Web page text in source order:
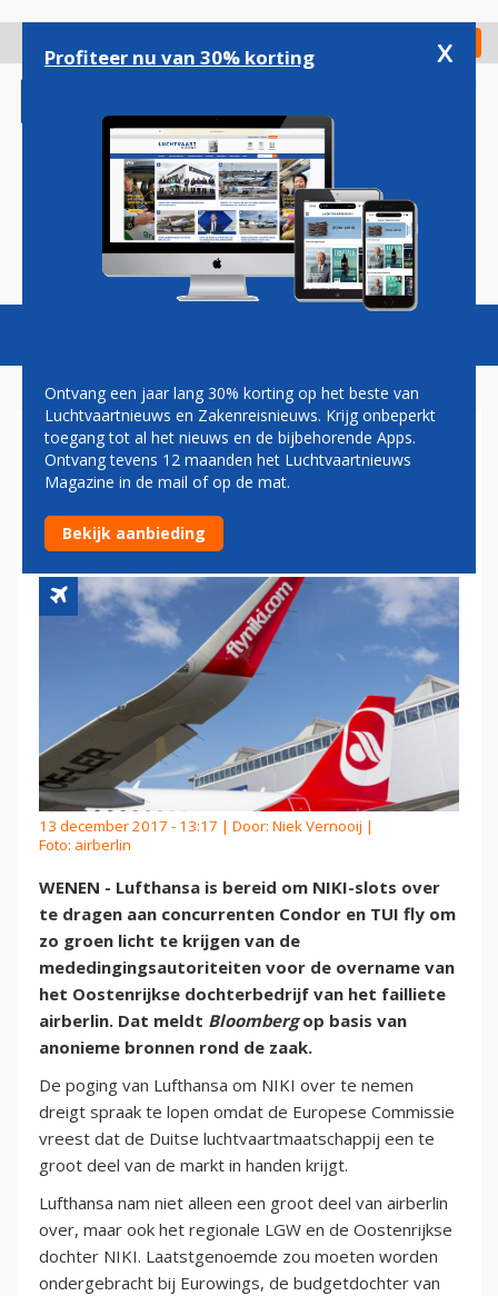
gaan
Check in
Magazine Podcasts Vacatures
'LUFTHANSA BEREID OM
AFSTAND TE DOEN VAN NIKI-
SLOTS'
13 december 2017 - 13:17 | Door: Niek Vernooij |
Foto: airberlin
WENEN - Lufthansa is bereid om NIKI-slots over
te dragen aan concurrenten Condor en TUI fly om
zo groen licht te krijgen van de
mededingingsautoriteiten voor de overname van
het Oostenrijkse dochterbedrijf van het failliete
airberlin. Dat meldt Bloombergop basis van
anonieme bronnen rond de zaak.
De poging van Lufthansa om NIKI over te nemen
dreigt spraak te lopen omdat de Europese Commissie
vreest dat de Duitse luchtvaartmaatschappij een te
groot deel van de markt in handen krijgt.
Lufthansa nam niet alleen een groot deel van airberlin
over, maar ook het regionale LGW en de Oostenrijkse
dochter NIKI. Laatstgenoemde zou moeten worden
ondergebracht bij Eurowings, de budgetdochter van
Profiteer nu van 30% korting x
Ontvang een jaar lang 30% korting op het beste van
Luchtvaartnieuws en Zakenreisnieuws. Krijg onbeperkt
toegang tot al het nieuws en de bijbehorende Apps.
Ontvang tevens 12 maanden het Luchtvaartnieuws
Magazine in de mail of op de mat.
Bekijk aanbieding